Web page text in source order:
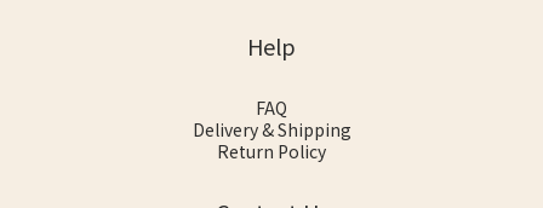
Help
FAQ
Delivery & Shipping
Return Policy